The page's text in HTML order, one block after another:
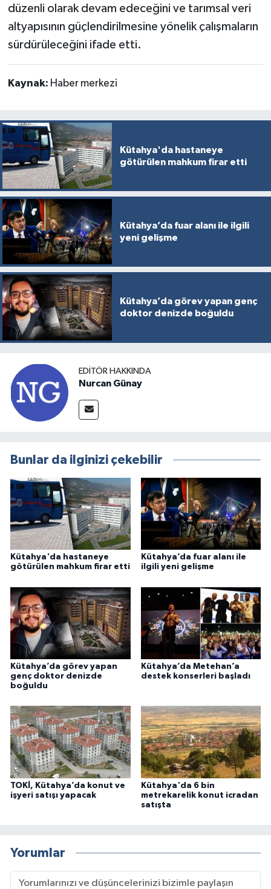
düzenli olarak devam edeceğini ve tarımsal veri
altyapısının güçlendirilmesine yönelik çalışmaların
sürdürüleceğini ifade etti.
Kaynak: Haber merkezi
Kütahya'da hastaneye
götürülen mahkum firar etti
Kütahya’da fuar alanı ile ilgili
yeni gelişme
Kütahya’da görev yapan genç
doktor denizde boğuldu
EDITÖR HAKKINDA
Nurcan Günay
Bunlar da ilginizi çekebilir
Kütahya'da hastaneye
götürülen mahkum firar etti
Kütahya’da fuar alanı ile
ilgili yeni gelişme
Kütahya’da görev yapan
genç doktor denizde
boğuldu
Kütahya’da Metehan’a
destek konserleri başladı
TOKİ, Kütahya’da konut ve
işyeri satışı yapacak
Kütahya'da 6 bin
metrekarelik konut icradan
satışta
Yorumlar